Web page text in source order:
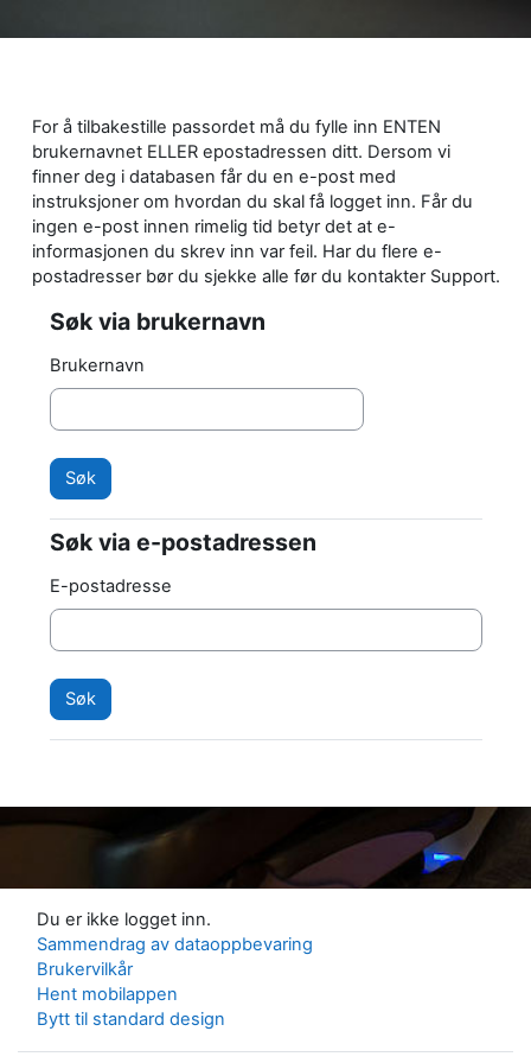
For å tilbakestille passordet må du fylle inn ENTEN
brukernavnet ELLER epostadressen ditt. Dersom vi
finner deg i databasen får du en e-post med
instruksjoner om hvordan du skal få logget inn. Får du
ingen e-post innen rimelig tid betyr det at e-
informasjonen du skrev inn var feil. Har du flere e-
postadresser bør du sjekke alle før du kontakter Support.
Søk via brukernavn
Søk via brukernavn
Brukernavn
Søk via e-postadressen
Søk via e-postadressen
E-postadresse
Du er ikke logget inn.
Sammendrag av dataoppbevaring
Brukervilkår
Hent mobilappen
Bytt til standard design